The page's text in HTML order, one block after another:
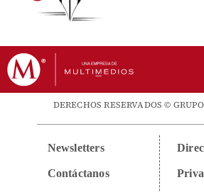
DERECHOS RESERVADOS ©
Newsletters
Contáctanos